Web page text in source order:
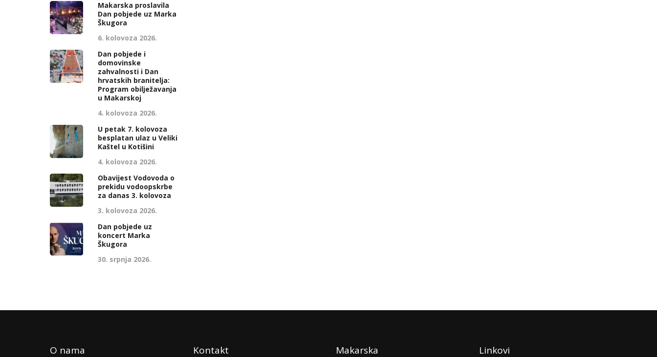
Makarska proslavila
Dan pobjede uz Marka
Škugora
6. kolovoza 2026.
Dan pobjede i
domovinske
zahvalnosti i Dan
hrvatskih branitelja:
Program obilježavanja
u Makarskoj
4. kolovoza 2026.
U petak 7. kolovoza
besplatan ulaz u Veliki
Kaštel u Kotišini
4. kolovoza 2026.
Obavijest Vodovoda o
prekidu vodoopskrbe
za danas 3. kolovoza
3. kolovoza 2026.
Dan pobjede uz
koncert Marka
Škugora
30. srpnja 2026.
O nama Kontakt Makarska Linkovi